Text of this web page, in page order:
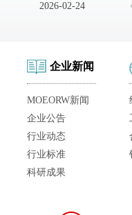
2026-02-24
企业新闻
MOEORW新闻
企业公告
行业动态
行业标准
科研成果